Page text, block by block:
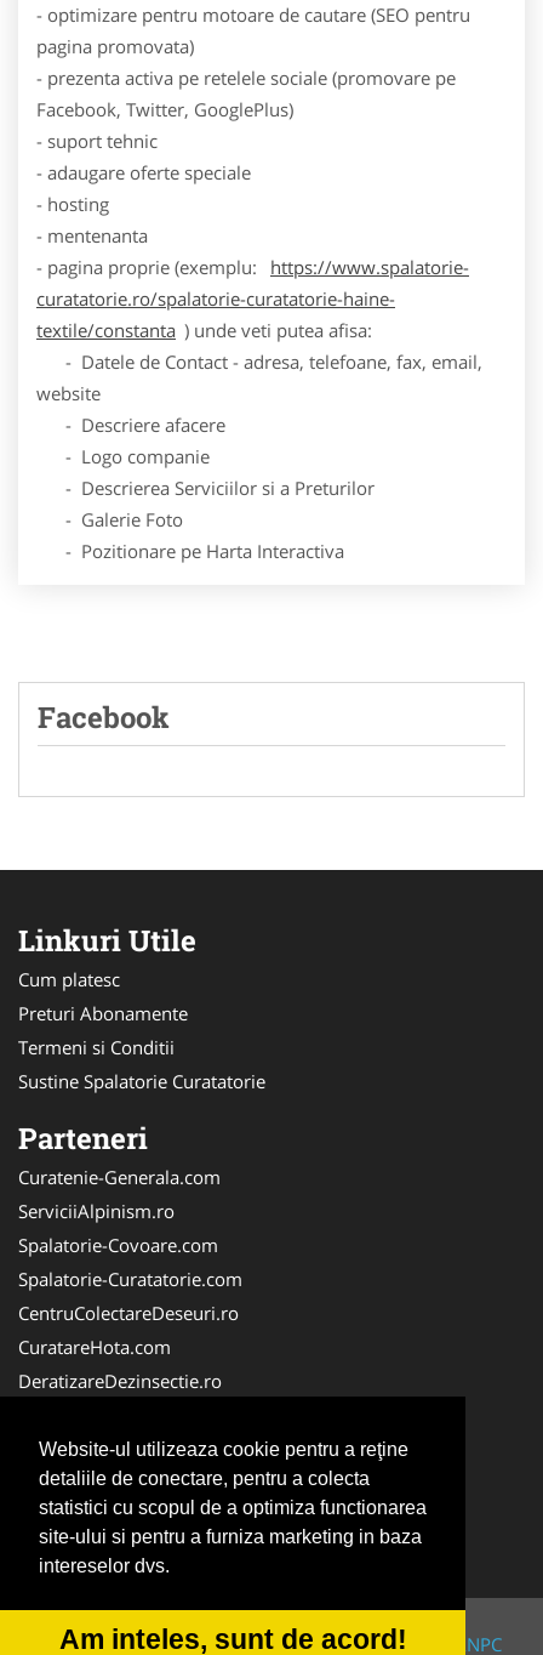
Website-ul utilizeaza cookie pentru a reţine
detaliile de conectare, pentru a colecta
statistici cu scopul de a optimiza functionarea
site-ului si pentru a furniza marketing in baza
intereselor dvs.
Am inteles, sunt de acord!
- optimizare pentru motoare de cautare (SEO pentru
pagina promovata)
- prezenta activa pe retelele sociale (promovare pe
Facebook, Twitter, GooglePlus)
- suport tehnic
- adaugare oferte speciale
- hosting
- mentenanta
- pagina proprie (exemplu:
https://www.spalatorie-
curatatorie.ro/spalatorie-curatatorie-haine-
textile/constanta ) unde veti putea afisa:
- Datele de Contact - adresa, telefoane, fax, email,
website
- Descriere afacere
- Logo companie
- Descrierea Serviciilor si a Preturilor
- Galerie Foto
- Pozitionare pe Harta Interactiva
Facebook
Linkuri Utile
Cum platesc
Preturi Abonamente
Termeni si Conditii
Sustine Spalatorie Curatatorie
Parteneri
Curatenie-Generala.com
ServiciiAlpinism.ro
Spalatorie-Covoare.com
Spalatorie-Curatatorie.com
CentruColectareDeseuri.ro
CuratareHota.com
DeratizareDezinsectie.ro
ColectareDeseuriMedicale.com
FirmaDeratizare.ro
Service-Reparatii.com
Servicii-DDD.com
© 2014-2026 Powered byVilonMedia&TekaBility ANPC